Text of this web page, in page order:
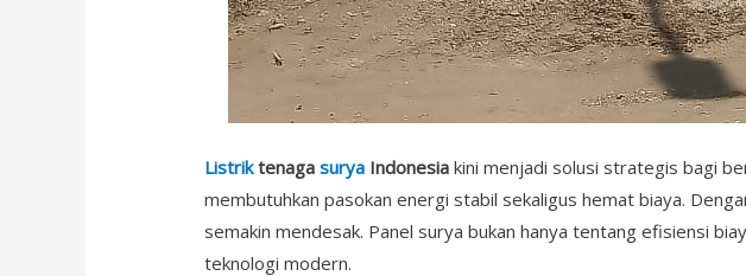
Listriktenagasurya Indonesia kini menjadi solusi strategis bagi
membutuhkan pasokan energi stabil sekaligus hemat biaya.
semakin mendesak. Panel surya bukan hanya tentang efisiensi
teknologi modern.